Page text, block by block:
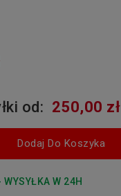
od: 250,00 zł
Dodaj Do Koszyka
WYSYŁKA W 24H